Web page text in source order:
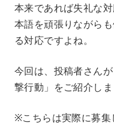
本来であれば失礼な
本語を頑張りながら
る対応ですよね。
今回は、投稿者さん
撃行動」をご紹介しま
※こちらは実際に募